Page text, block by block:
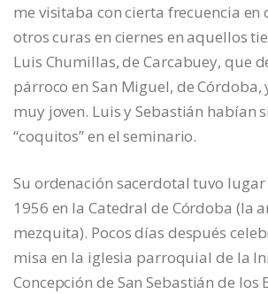
me visitaba con cierta frecuencia en
otros curas en ciernes en aquellos
Luis Chumillas, de Carcabuey, que
párroco en San Miguel, de
muy joven. Luis y Sebastián habían
“coquitos” en el seminario.
Su ordenación sacerdotal tuvo
1956 en la Catedral de Córdoba (la
mezquita). Pocos días después
misa en la iglesia parroquial de la
Concepción de San Sebastián de los